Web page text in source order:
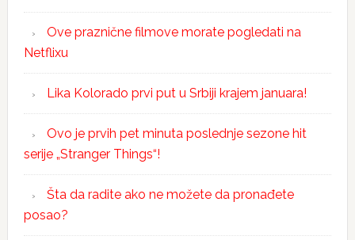
Ove praznične filmove morate pogledati na
Netflixu
Lika Kolorado prvi put u Srbiji krajem januara!
Ovo je prvih pet minuta poslednje sezone hit
serije „Stranger Things“!
Šta da radite ako ne možete da pronađete
posao?